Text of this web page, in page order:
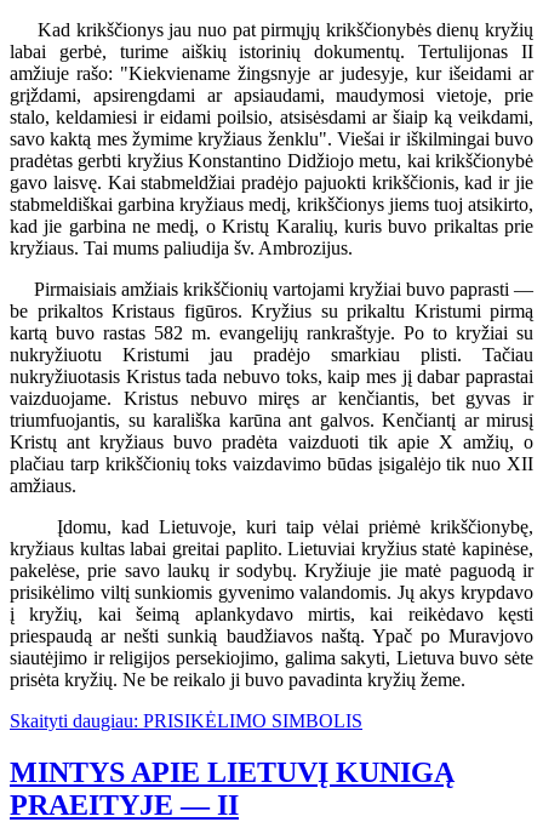
Kad krikščionys jau nuo pat pirmųjų krikščionybės dienų kryžių
labai gerbė, turime aiškių istorinių dokumentų. Tertulijonas II
amžiuje rašo: "Kiekviename žingsnyje ar judesyje, kur išeidami ar
grįždami, apsirengdami ar apsiaudami, maudymosi vietoje, prie
stalo, keldamiesi ir eidami poilsio, atsisėsdami ar šiaip ką veikdami,
savo kaktą mes žymime kryžiaus ženklu". Viešai ir iškilmingai buvo
pradėtas gerbti kryžius Konstantino Didžiojo metu, kai krikščionybė
gavo laisvę. Kai stabmeldžiai pradėjo pajuokti krikščionis, kad ir jie
stabmeldiškai garbina kryžiaus medį, krikščionys jiems tuoj atsikirto,
kad jie garbina ne medį, o Kristų Karalių, kuris buvo prikaltas prie
kryžiaus. Tai mums paliudija šv. Ambrozijus.
Pirmaisiais amžiais krikščionių vartojami kryžiai buvo paprasti —
be prikaltos Kristaus figūros. Kryžius su prikaltu Kristumi pirmą
kartą buvo rastas 582 m. evangelijų rankraštyje. Po to kryžiai su
nukryžiuotu Kristumi jau pradėjo smarkiau plisti. Tačiau
nukryžiuotasis Kristus tada nebuvo toks, kaip mes jį dabar paprastai
vaizduojame. Kristus nebuvo miręs ar kenčiantis, bet gyvas ir
triumfuojantis, su karališka karūna ant galvos. Kenčiantį ar mirusį
Kristų ant kryžiaus buvo pradėta vaizduoti tik apie X amžių, o
plačiau tarp krikščionių toks vaizdavimo būdas įsigalėjo tik nuo XII
amžiaus.
Įdomu, kad Lietuvoje, kuri taip vėlai priėmė krikščionybę,
kryžiaus kultas labai greitai paplito. Lietuviai kryžius statė kapinėse,
pakelėse, prie savo laukų ir sodybų. Kryžiuje jie matė paguodą ir
prisikėlimo viltį sunkiomis gyvenimo valandomis. Jų akys krypdavo
į kryžių, kai šeimą aplankydavo mirtis, kai reikėdavo kęsti
priespaudą ar nešti sunkią baudžiavos naštą. Ypač po Muravjovo
siautėjimo ir religijos persekiojimo, galima sakyti, Lietuva buvo sėte
prisėta kryžių. Ne be reikalo ji buvo pavadinta kryžių žeme.
Skaityti daugiau: PRISIKĖLIMO SIMBOLIS
MINTYS APIE LIETUVĮ KUNIGĄ
PRAEITYJE — II